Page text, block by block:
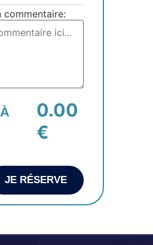
commentaire:
0.00
€
JE RÉSERVE